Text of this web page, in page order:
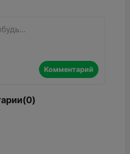
Комментарий